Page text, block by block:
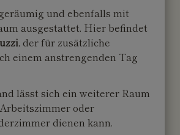
und ebenfalls mit
ausgestattet. Hier befindet
, der für zusätzliche
einem anstrengenden Tag
lässt sich ein weiterer Raum
oder
dienen kann.